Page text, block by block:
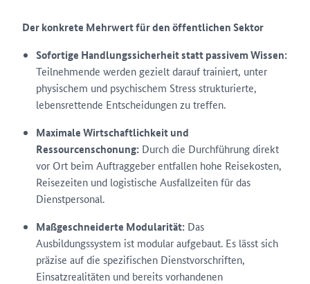
Der konkrete Mehrwert für den öffentlichen Sektor
Sofortige Handlungssicherheit statt passivem Wissen:
Teilnehmende werden gezielt darauf trainiert, unter
physischem und psychischem Stress strukturierte,
lebensrettende Entscheidungen zu treffen.
Maximale Wirtschaftlichkeit und
Ressourcenschonung: Durch die Durchführung direkt
vor Ort beim Auftraggeber entfallen hohe Reisekosten,
Reisezeiten und logistische Ausfallzeiten für das
Dienstpersonal.
Maßgeschneiderte Modularität: Das
Ausbildungssystem ist modular aufgebaut. Es lässt sich
präzise auf die spezifischen Dienstvorschriften,
Einsatzrealitäten und bereits vorhandenen